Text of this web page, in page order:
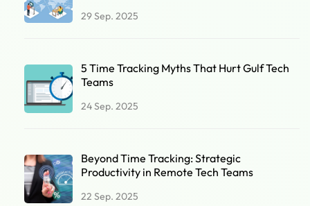
29 Sep. 2025
5 Time Tracking Myths That Hurt Gulf Tech
Teams
24 Sep. 2025
Beyond Time Tracking: Strategic
Productivity in Remote Tech Teams
22 Sep. 2025